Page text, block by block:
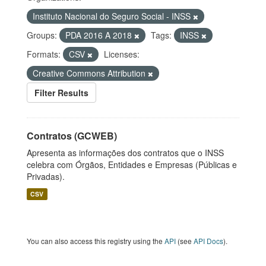
Instituto Nacional do Seguro Social - INSS
Groups:
PDA 2016 A 2018 Tags:
INSS
Formats:
CSV
Licenses:
Creative Commons Attribution
Filter Results
Contratos (GCWEB)
Apresenta as informações dos contratos que o INSS
celebra com Órgãos, Entidades e Empresas (Públicas e
Privadas).
CSV
You can also access this registry using the API (see API Docs).